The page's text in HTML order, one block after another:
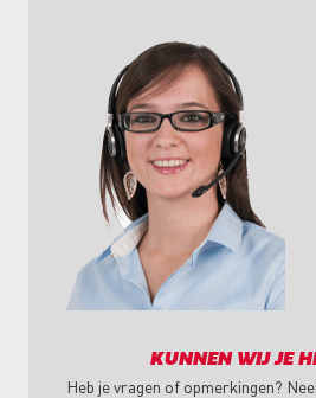
KUNNEN WIJ JE
Heb je vragen of opmerkingen?